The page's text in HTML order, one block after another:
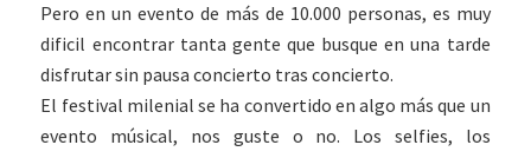
Pero en un evento de más de 10.000 personas, es muy
dificil encontrar tanta gente que busque en una tarde
disfrutar sin pausa concierto tras concierto.
El festival milenial se ha convertido en algo más que un
evento músical, nos guste o no. Los selfies, los